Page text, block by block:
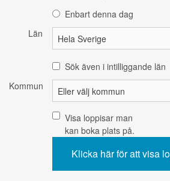
Enbart denna dag
Län
Sök även i intilliggande län
Kommun
Visa loppisar man
kan boka plats på.